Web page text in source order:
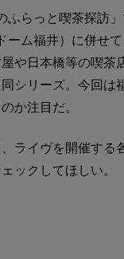
ふらっと喫茶探訪
ーム福井）に併せ
や日本橋等の喫茶
シリーズ。今回は
か注目だ。
ライヴを開催する
ックしてほしい。